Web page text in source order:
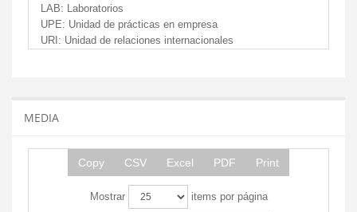
LAB: Laboratorios
UPE: Unidad de prácticas en empresa
URI: Unidad de relaciones internacionales
MEDIA
Copy CSV Excel PDF Print
Mostrar items por página